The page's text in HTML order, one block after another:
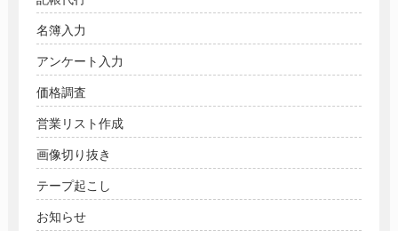
名簿入力
アンケート入力
価格調査
営業リスト作成
画像切り抜き
テープ起こし
お知らせ